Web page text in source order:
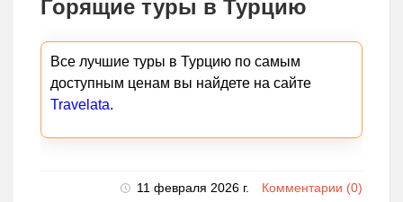
Горящие туры в Турцию
Все лучшие туры в Турцию по самым
доступным ценам вы найдете на сайте
Travelata.
11 февраля 2026 г. Комментарии (0)